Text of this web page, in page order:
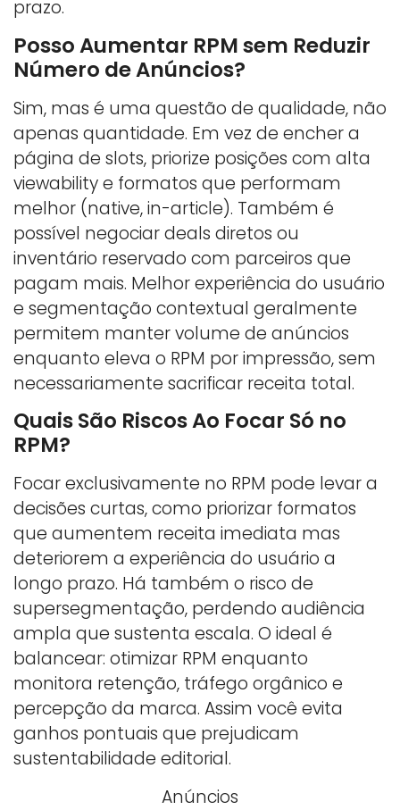
prazo.
Posso Aumentar RPM sem Reduzir
Número de Anúncios?
Sim, mas é uma questão de qualidade, não
apenas quantidade. Em vez de encher a
página de slots, priorize posições com alta
viewability e formatos que performam
melhor (native, in-article). Também é
possível negociar deals diretos ou
inventário reservado com parceiros que
pagam mais. Melhor experiência do usuário
e segmentação contextual geralmente
permitem manter volume de anúncios
enquanto eleva o RPM por impressão, sem
necessariamente sacrificar receita total.
Quais São Riscos Ao Focar Só no
RPM?
Focar exclusivamente no RPM pode levar a
decisões curtas, como priorizar formatos
que aumentem receita imediata mas
deteriorem a experiência do usuário a
longo prazo. Há também o risco de
supersegmentação, perdendo audiência
ampla que sustenta escala. O ideal é
balancear: otimizar RPM enquanto
monitora retenção, tráfego orgânico e
percepção da marca. Assim você evita
ganhos pontuais que prejudicam
sustentabilidade editorial.
Anúncios